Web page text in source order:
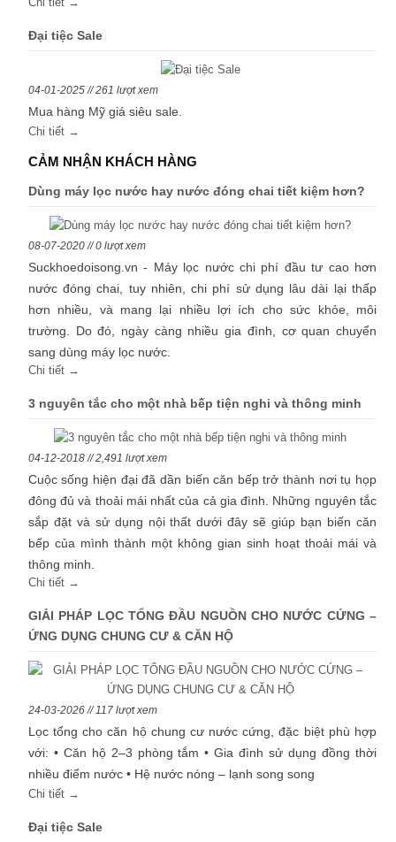
Đại tiệc Sale
04-01-2025 // 261 lượt xem
Mua hàng Mỹ giá siêu sale.
Chi tiết →
CẢM NHẬN KHÁCH HÀNG
Dùng máy lọc nước hay nước đóng chai tiết kiệm hơn?
08-07-2020 // 0 lượt xem
Suckhoedoisong.vn - Máy lọc nước chi phí đầu tư cao hơn
nước đóng chai, tuy nhiên, chi phí sử dụng lâu dài lại thấp
hơn nhiều, và mang lại nhiều lợi ích cho sức khỏe, môi
trường. Do đó, ngày càng nhiều gia đình, cơ quan chuyển
sang dùng máy lọc nước.
Chi tiết →
3 nguyên tắc cho một nhà bếp tiện nghi và thông minh
04-12-2018 // 2,491 lượt xem
Cuộc sống hiện đại đã dần biến căn bếp trở thành nơi tụ họp
đông đủ và thoải mái nhất của cả gia đình. Những nguyên tắc
sắp đặt và sử dụng nội thất dưới đây sẽ giúp bạn biến căn
bếp của mình thành một không gian sinh hoạt thoải mái và
thông minh.
Chi tiết →
GIẢI PHÁP LỌC TỔNG ĐẦU NGUỒN CHO NƯỚC CỨNG –
ỨNG DỤNG CHUNG CƯ & CĂN HỘ
24-03-2026 // 117 lượt xem
Lọc tổng cho căn hộ chung cư nước cứng, đặc biệt phù hợp
với: • Căn hộ 2–3 phòng tắm • Gia đình sử dụng đồng thời
nhiều điểm nước • Hệ nước nóng – lạnh song song
Chi tiết →
Đại tiệc Sale